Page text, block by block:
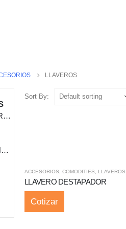
LLAVEROS
Sort By:
ACCESORIOS COMODITIES LLAVEROS
LLAVERO DESTAPADOR
Cotizar
MALETA DEPORTIVA
SALIDA DE BAÑO BEBÉ